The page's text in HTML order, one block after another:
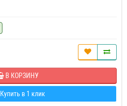
В КОРЗИНУ
Купить в 1 клик